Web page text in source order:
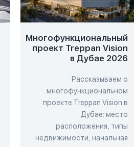
Многофункциональный
проект Treppan Vision
в Дубае 2026
Рассказываем о
многофункциональном
проекте Treppan Vision в
Дубае: место
расположения, типы
недвижимости, начальная